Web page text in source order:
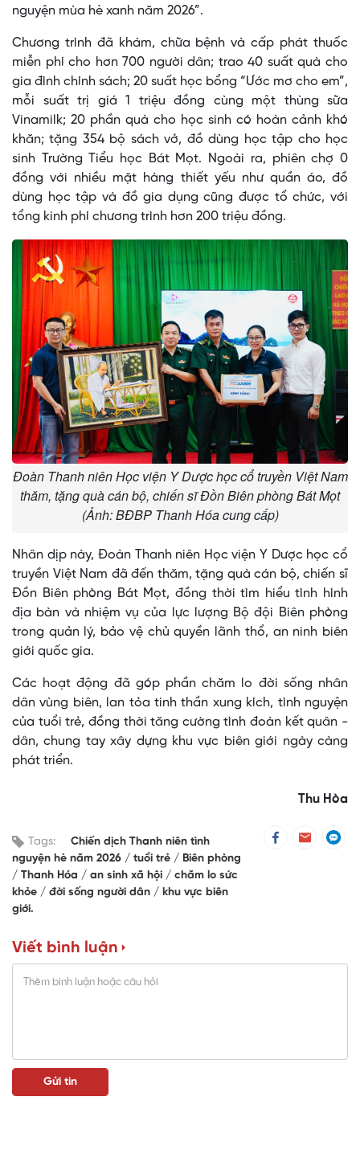
nguyện mùa hè xanh năm 2026”.
Chương trình đã khám, chữa bệnh và cấp phát thuốc
miễn phí cho hơn 700 người dân; trao 40 suất quà cho
gia đình chính sách; 20 suất học bổng “Ước mơ cho em”,
mỗi suất trị giá 1 triệu đồng cùng một thùng sữa
Vinamilk; 20 phần quà cho học sinh có hoàn cảnh khó
khăn; tặng 354 bộ sách vở, đồ dùng học tập cho học
sinh Trường Tiểu học Bát Mọt. Ngoài ra, phiên chợ 0
đồng với nhiều mặt hàng thiết yếu như quần áo, đồ
dùng học tập và đồ gia dụng cũng được tổ chức, với
tổng kinh phí chương trình hơn 200 triệu đồng.
Đoàn Thanh niên Học viện Y Dược học cổ truyền Việt Nam
thăm, tặng quà cán bộ, chiến sĩ Đồn Biên phòng Bát Mọt
(Ảnh: BĐBP Thanh Hóa cung cấp)
Nhân dịp này, Đoàn Thanh niên Học viện Y Dược học cổ
truyền Việt Nam đã đến thăm, tặng quà cán bộ, chiến sĩ
Đồn Biên phòng Bát Mọt, đồng thời tìm hiểu tình hình
địa bàn và nhiệm vụ của lực lượng Bộ đội Biên phòng
trong quản lý, bảo vệ chủ quyền lãnh thổ, an ninh biên
giới quốc gia.
Các hoạt động đã góp phần chăm lo đời sống nhân
dân vùng biên, lan tỏa tinh thần xung kích, tình nguyện
của tuổi trẻ, đồng thời tăng cường tình đoàn kết quân -
dân, chung tay xây dựng khu vực biên giới ngày càng
phát triển.
Thu Hòa
Tags:
Chiến dịch Thanh niên tình
nguyện hè năm 2026
tuổi trẻ
Biên phòng
Thanh Hóa
an sinh xã hội
chăm lo sức
khỏe
đời sống người dân
khu vực biên
giới.
Viết bình luận